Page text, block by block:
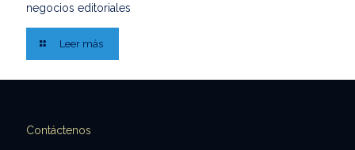
negocios editoriales
Leer más
Contáctenos